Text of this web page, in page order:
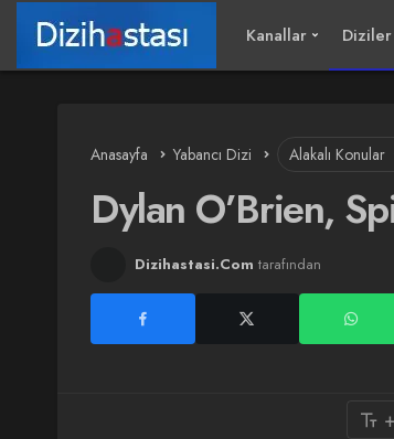
Kanallar Diziler
Anasayfa Yabancı Dizi Alakalı Konular
Dylan O’Brien,
Dizihastasi.Com tarafından
+